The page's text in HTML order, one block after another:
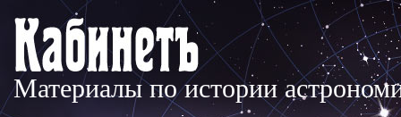
Материалы по истории